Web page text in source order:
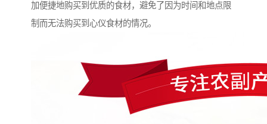
加便捷地购买到优质的食材，避免了因为时间和地点限
制而无法购买到心仪食材的情况。